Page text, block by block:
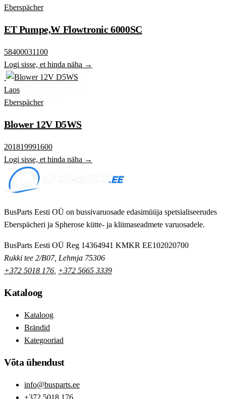
Eberspächer
ET Pumpe,W Flowtronic 6000SC
58400031100
Logi sisse, et hinda näha →
Laos
Eberspächer
Blower 12V D5WS
201819991600
Logi sisse, et hinda näha →
BusParts Eesti OÜ on bussivaruosade edasimüüja spetsialiseerudes
Eberspächeri ja Spherose kütte- ja kliimaseadmete varuosadele.
BusParts Eesti OÜ Reg 14364941 KMKR EE102020700
Rukki tee 2/B07, Lehmja 75306
+372 5018 176 +372 5665 3339
Kataloog
Kataloog
Brändid
Kategooriad
Võta ühendust
info@busparts.ee
+372 5018 176